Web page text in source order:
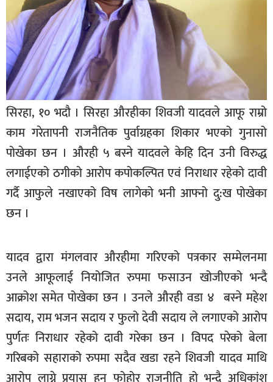
राजनीति
प्रमुख
समाचार
राष्ट्रिय
अन्तराष्ट्रिय
अन्तरबार्ता
अर्थ
खेलकुद
मनोरञ्जन
भिडियो
अन्य
समाज
शिक्षा
विचार
सिरहा, १० भदौ । सिरहा औरहीका शिवजी यादवले आफू राम्रो
काम गरेतापनी राजनैतिक पुर्वाग्रहका शिकार भएको गुनासो
पोखेका छन । औरही ५ बस्ने यादवले केहि दिन उनी विरुद्ध
लगाईएको ठगीको आरोप कपोकल्पित एवं निराधार रहेको दावी
गर्दै आफुले नखाएको विष लागेको भनी आफ्नो दु:ख पोखेका
छन ।
यादव द्वारा मंगलवार औरहीमा गरिएको पत्रकार सम्मेलनमा
उनले आफूलाई नियोजित रुपमा फसाउन खोजीएको भन्दै
आक्रोश समेत पोखेका छन । उनले औरही वडा ४ बस्ने महेश
सदाय, राम भजन सदाय र फुलो देवी सदाय ले लगाएको आरोप
पुर्णतः निराधार रहेको दावी गरेका छन । विपद परेको बेला
गरिबको सहाराको रुपमा सदैव खडा रहने शिवजी यादव माथि